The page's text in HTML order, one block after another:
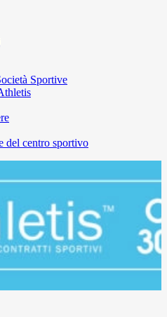
Sportive
del centro sportivo